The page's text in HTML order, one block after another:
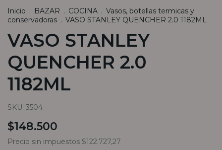
Inicio . BAZAR . COCINA . Vasos, botellas termicas y
conservadoras . VASO STANLEY QUENCHER 2.0 1182ML
VASO STANLEY
QUENCHER 2.0
1182ML
SKU: 3504
$148.500
Precio sin impuestos $122.727,27